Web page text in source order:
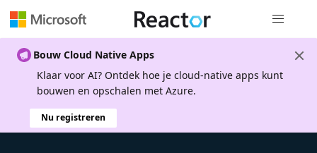
Bouw Cloud Native Apps
Klaar voor AI? Ontdek hoe je cloud-native apps kunt
bouwen en opschalen met Azure.
Nu registreren